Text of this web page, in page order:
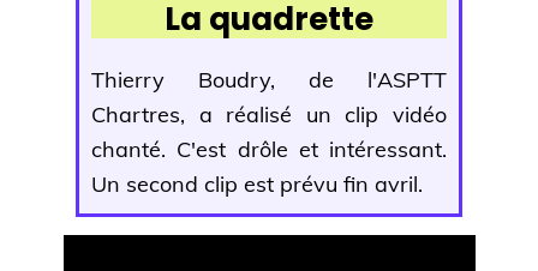
La quadrette
Thierry Boudry, de l'ASPTT
Chartres, a réalisé un clip vidéo
chanté. C'est drôle et intéressant.
Un second clip est prévu fin avril.